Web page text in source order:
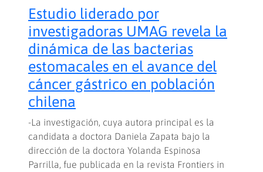
Estudio liderado por
investigadoras UMAG revela la
dinámica de las bacterias
estomacales en el avance del
cáncer gástrico en población
chilena
-La investigación, cuya autora principal es la
candidata a doctora Daniela Zapata bajo la
dirección de la doctora Yolanda Espinosa
Parrilla, fue publicada en la revista Frontiers in